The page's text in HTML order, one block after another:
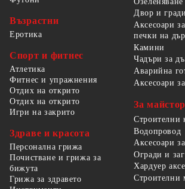
Възрастни
Еротика
Спорт и фитнес
Атлетика
Фитнес и упражнения
Отдих на открито
Отдих на открито
Игри на закрито
Здраве и красота
Персонална грижа
Почистване и грижа за
бижута
Грижа за здравето
Двор и
Аксесоари
печки на
Камини
Чадъри за
Аварийна
Аксесоари
За
Строителни
Водопровод
Аксесоари
Огради и
Хардуер
Строителни